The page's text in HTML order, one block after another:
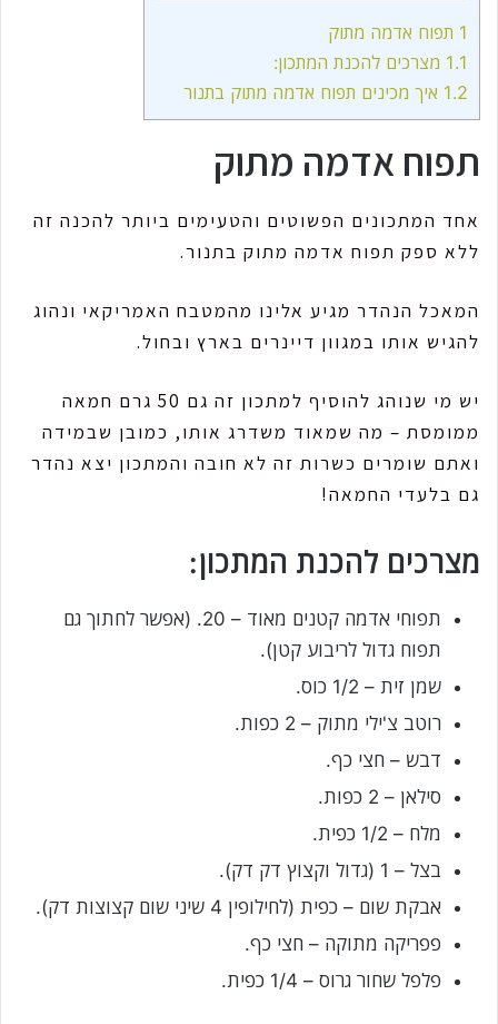
1 תפוח אדמה מתוק
1.1 מצרכים להכנת המתכון:
1.2 איך מכינים תפוח אדמה מתוק בתנור
תפוח אדמה מתוק
אחד המתכונים הפשוטים והטעימים ביותר להכנה זה
ללא ספק תפוח אדמה מתוק בתנור.
המאכל הנהדר מגיע אלינו מהמטבח האמריקאי ונהוג
להגיש אותו במגוון דיינרים בארץ ובחול.
יש מי שנוהג להוסיף למתכון זה גם 50 גרם חמאה
ממומסת – מה שמאוד משדרג אותו, כמובן שבמידה
ואתם שומרים כשרות זה לא חובה והמתכון יצא נהדר
גם בלעדי החמאה!
מצרכים להכנת המתכון:
תפוחי אדמה קטנים מאוד – 20. (אפשר לחתוך גם
תפוח גדול לריבוע קטן).
שמן זית – 1/2 כוס.
רוטב צ'ילי מתוק – 2 כפות.
דבש – חצי כף.
סילאן – 2 כפות.
מלח – 1/2 כפית.
בצל – 1 (גדול וקצוץ דק דק).
אבקת שום – כפית (לחילופין 4 שיני שום קצוצות דק).
פפריקה מתוקה – חצי כף.
פלפל שחור גרוס – 1/4 כפית.